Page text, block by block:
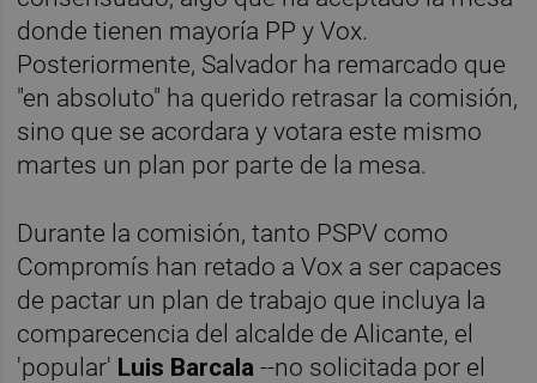
donde tienen mayoría PP y Vox.
Posteriormente, Salvador ha remarcado que
"en absoluto" ha querido retrasar la comisión,
sino que se acordara y votara este mismo
martes un plan por parte de la mesa.
Durante la comisión, tanto PSPV como
Compromís han retado a Vox a ser capaces
de pactar un plan de trabajo que incluya la
comparecencia del alcalde de Alicante, el
'popular' Luis Barcala --no solicitada por el